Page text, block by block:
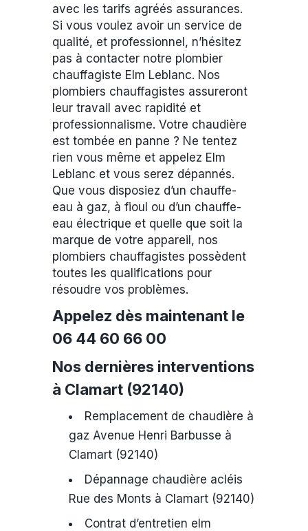
avec les tarifs agréés assurances.
Si vous voulez avoir un service de
qualité, et professionnel, n’hésitez
pas à contacter notre plombier
chauffagiste Elm Leblanc. Nos
plombiers chauffagistes assureront
leur travail avec rapidité et
professionnalisme. Votre chaudière
est tombée en panne ? Ne tentez
rien vous même et appelez Elm
Leblanc et vous serez dépannés.
Que vous disposiez d’un chauffe-
eau à gaz, à fioul ou d’un chauffe-
eau électrique et quelle que soit la
marque de votre appareil, nos
plombiers chauffagistes possèdent
toutes les qualifications pour
résoudre vos problèmes.
Appelez dès maintenant le
06 44 60 66 00
Nos dernières interventions
à Clamart (92140)
Remplacement de chaudière à
gaz Avenue Henri Barbusse à
Clamart (92140)
Dépannage chaudière acléis
Rue des Monts à Clamart (92140)
Contrat d’entretien elm